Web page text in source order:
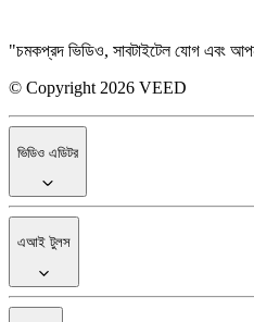
"চমকপ্রদ ভিডিও, সাবটাইটেল যোগ এবং
© Copyright 2026 VEED
ভিডিও এডিটর
এআই টুলস